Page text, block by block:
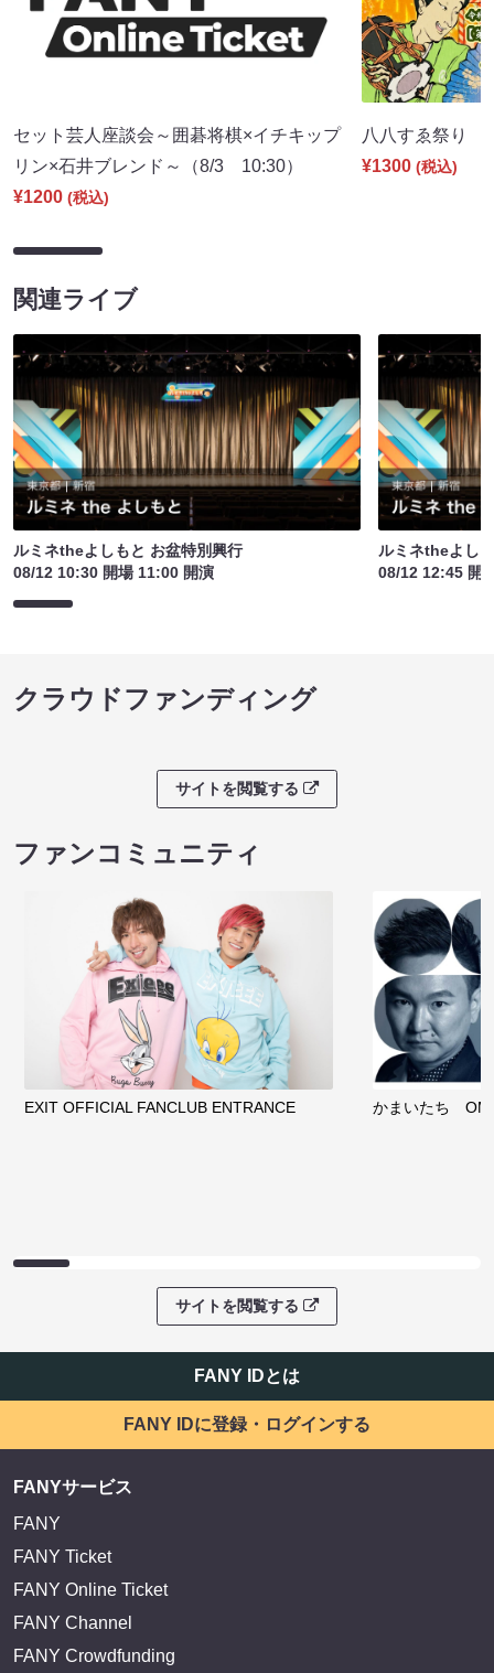
セット芸人座談会～囲碁将棋×イチキップ
リン×石井ブレンド～（8/3 10:30）
¥1200 (税込)
八八すゑ祭り
¥1300 (税込)
関連ライブ
ルミネtheよしもと お盆特別興行
08/12 10:30 開場 11:00 開演
ルミネtheよし
08/12 12:45 開
クラウドファンディング
サイトを閲覧する
ファンコミュニティ
EXIT OFFICIAL FANCLUB ENTRANCE かまいたち
サイトを閲覧する
FANY IDとは
FANY IDに登録・ログインする
FANYサービス
FANY
FANY Ticket
FANY Online Ticket
FANY Channel
FANY Crowdfunding